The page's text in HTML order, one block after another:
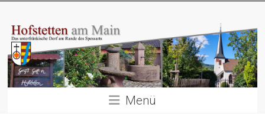
springen
Hofstetten
am
Main
Das
Menü